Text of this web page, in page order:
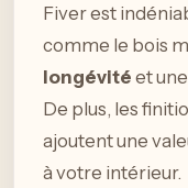
Fiver est
comme le bois
longévité et une
De plus, les
ajoutent une
à votre intérieur.